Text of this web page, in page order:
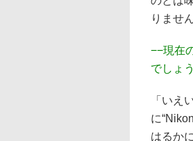
りません
−−現在
でしょ
「いえ
に
はるか